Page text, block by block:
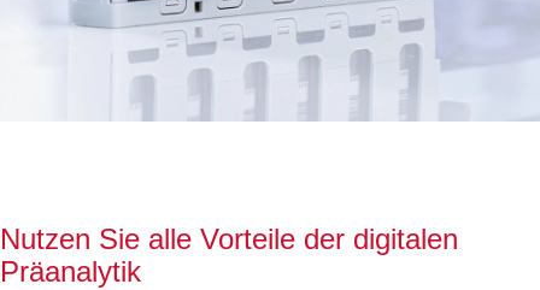
Nutzen Sie alle Vorteile der digitalen
Präanalytik